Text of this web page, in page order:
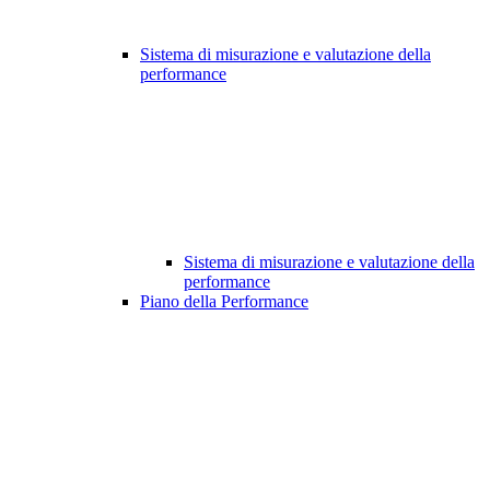
Sistema di misurazione e valutazione della
performance
Sistema di misurazione e valutazione della
performance
Piano della Performance